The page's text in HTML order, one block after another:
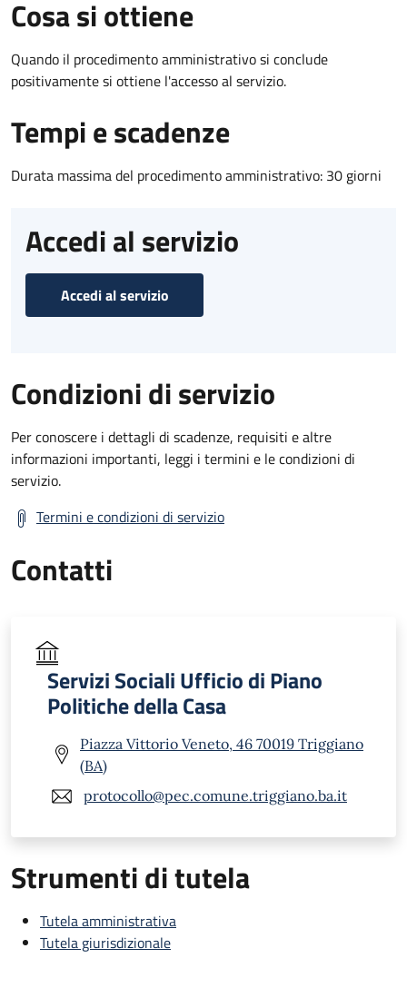
Cosa si ottiene
Quando il procedimento amministrativo si conclude
positivamente si ottiene l'accesso al servizio.
Tempi e scadenze
Durata massima del procedimento amministrativo: 30 giorni
Accedi al servizio
Accedi al servizio
Condizioni di servizio
Per conoscere i dettagli di scadenze, requisiti e altre
informazioni importanti, leggi i termini e le condizioni di
servizio.
Termini e condizioni di servizio
Contatti
Servizi Sociali Ufficio di Piano
Politiche della Casa
Piazza Vittorio Veneto, 46 70019 Triggiano
(BA)
protocollo@pec.comune.triggiano.ba.it
Strumenti di tutela
Tutela amministrativa
Tutela giurisdizionale